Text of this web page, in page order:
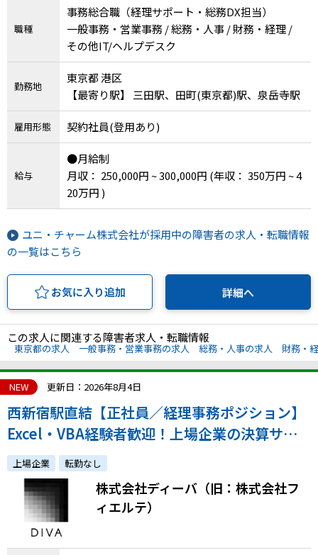
職種
事務総合職（経理サポート・総務DX担当）
一般事務・営業事務 / 総務・人事 / 財務・経理 /
その他IT/ヘルプデスク
勤務地
東京都 港区
【最寄り駅】 三田駅、田町(東京都)駅、泉岳寺駅
雇用形態 契約社員(登用あり)
給与
●月給制
月収： 250,000円 ~ 300,000円 (年収： 350万円 ~ 4
20万円 )
ユニ・チャーム株式会社が採用中の障害者の求人・転職情報
の一覧はこちら
お気に入り追加 詳細へ
この求人に関連する障害者求人・転職情報
東京都の求人 一般事務・営業事務の求人 総務・人事の求人 財務・
NEW 更新日：2026年8月4日
西新宿駅直結【正社員／経理事務ポジション】
Excel・VBA経験者歓迎！上場企業の決算サポ
ート
上場企業 転勤なし
株式会社ディーバ（旧：株式会社フ
ィエルテ）